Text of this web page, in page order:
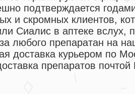
подтверждается
и скромных клиентов,
Сиалис в аптеке вслух,
любого препаратан на
доставка курьером по
препаратов